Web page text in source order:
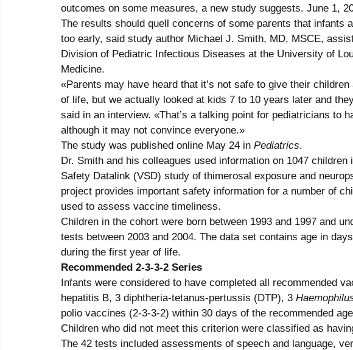
outcomes on some measures, a new study suggests. June 1,
The results should quell concerns of some parents that infants
too early, said study author Michael J. Smith, MD, MSCE,
Division of Pediatric Infectious Diseases at the University of
Medicine.
«Parents may have heard that it’s not safe to give their
of life, but we actually looked at kids 7 to 10 years later and
said in an interview. «That’s a talking point for pediatricians to
although it may not convince everyone.»
The study was published online May 24 in Pediatrics.
Dr. Smith and his colleagues used information on 1047
Safety Datalink (VSD) study of thimerosal exposure and
project provides important safety information for a number of
used to assess vaccine timeliness.
Children in the cohort were born between 1993 and 1997 and
tests between 2003 and 2004. The data set contains age in
during the first year of life.
Recommended 2-3-3-2 Series
Infants were considered to have completed all recommended
hepatitis B, 3 diphtheria-tetanus-pertussis (DTP), 3
polio vaccines (2-3-3-2) within 30 days of the recommended
Children who did not meet this criterion were classified as
The 42 tests included assessments of speech and language,